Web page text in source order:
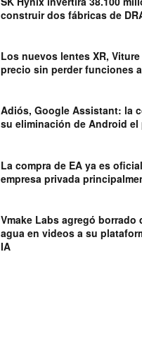
construir dos fábricas de
Los nuevos lentes XR,
precio sin perder funciones
Adiós, Google Assistant: la
su eliminación de Android el
La compra de EA ya es
empresa privada
Vmake Labs agregó borrado
agua en videos a su
IA